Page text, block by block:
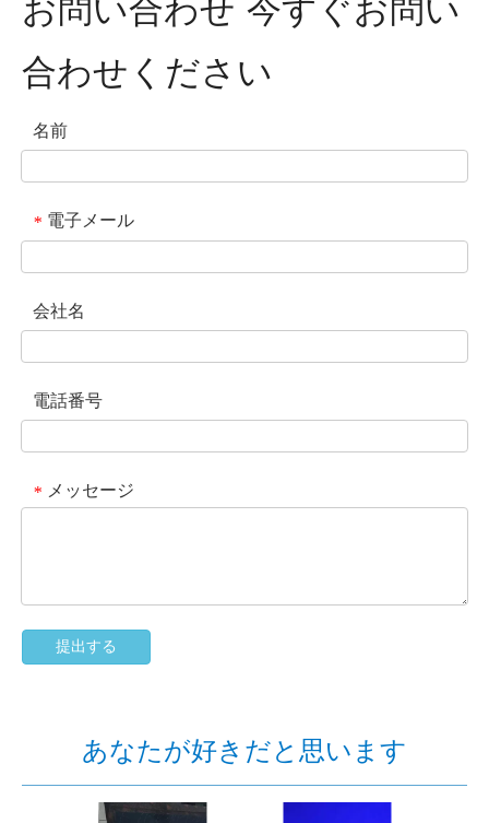
お問い合わせ 今すぐお問い
合わせください
名前
* 電子メール
会社名
電話番号
* メッセージ
提出する
あなたが好きだと思います